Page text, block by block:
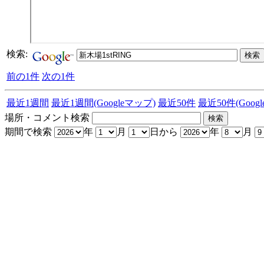
検索:
前の1件 次の1件
最近1週間 最近1週間(Googleマップ) 最近50件 最近50件
場所・コメント検索
期間で検索
年 月 日から 年 月